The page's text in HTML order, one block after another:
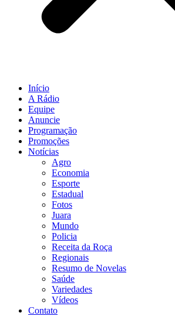
Início
A Rádio
Equipe
Anuncie
Programação
Promoções
Notícias
Agro
Economia
Esporte
Estadual
Fotos
Juara
Mundo
Policia
Receita da Roça
Regionais
Resumo de Novelas
Saúde
Variedades
Vídeos
Contato